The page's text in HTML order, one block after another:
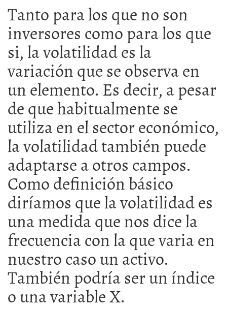
Tanto para los que no son
inversores como para los que
si, la volatilidad es la
variación que se observa en
un elemento. Es decir, a pesar
de que habitualmente se
utiliza en el sector económico,
la volatilidad también puede
adaptarse a otros campos.
Como definición básico
diríamos que la volatilidad es
una medida que nos dice la
frecuencia con la que varia en
nuestro caso un activo.
También podría ser un índice
o una variable X.